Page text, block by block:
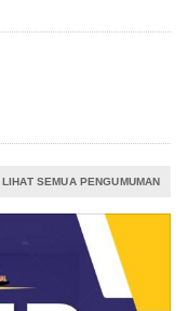
LIHAT SEMUA PENGUMUMAN